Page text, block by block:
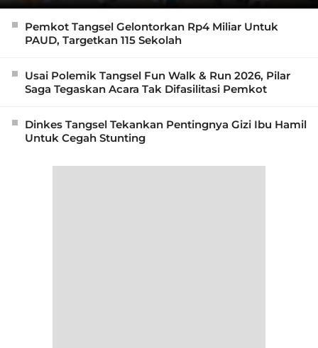
Pemkot Tangsel Gelontorkan Rp4 Miliar Untuk
PAUD, Targetkan 115 Sekolah
Usai Polemik Tangsel Fun Walk & Run 2026, Pilar
Saga Tegaskan Acara Tak Difasilitasi Pemkot
Dinkes Tangsel Tekankan Pentingnya Gizi Ibu Hamil
Untuk Cegah Stunting